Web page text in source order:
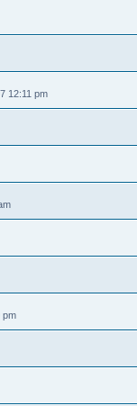
12:11 pm
pm